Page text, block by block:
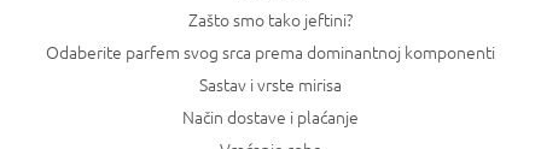
Zašto smo tako jeftini?
Odaberite parfem svog srca prema dominantnoj komponenti
Sastav i vrste mirisa
Način dostave i plaćanje